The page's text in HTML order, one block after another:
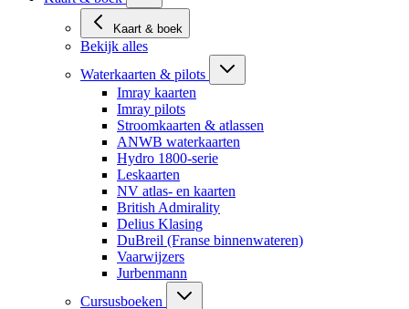
Kaart & boek
Bekijk alles
Waterkaarten & pilots
Imray kaarten
Imray pilots
Stroomkaarten & atlassen
ANWB waterkaarten
Hydro 1800-serie
Leskaarten
NV atlas- en kaarten
British Admirality
Delius Klasing
DuBreil (Franse binnenwateren)
Vaarwijzers
Jurbenmann
Cursusboeken